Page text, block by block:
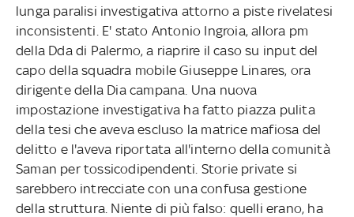
lunga paralisi investigativa attorno a piste rivelatesi
inconsistenti. E' stato Antonio Ingroia, allora pm
della Dda di Palermo, a riaprire il caso su input del
capo della squadra mobile Giuseppe Linares, ora
dirigente della Dia campana. Una nuova
impostazione investigativa ha fatto piazza pulita
della tesi che aveva escluso la matrice mafiosa del
delitto e l'aveva riportata all'interno della comunità
Saman per tossicodipendenti. Storie private si
sarebbero intrecciate con una confusa gestione
della struttura. Niente di più falso: quelli erano, ha